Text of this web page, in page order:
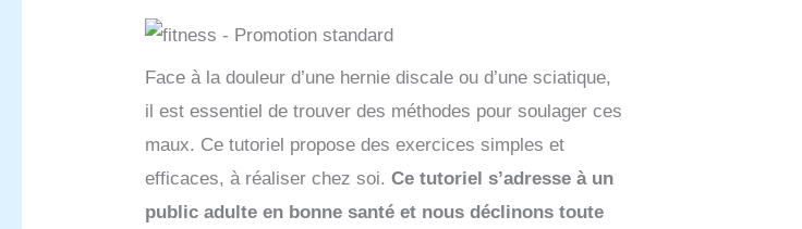
Face à la douleur d’une hernie discale ou d’une sciatique,
il est essentiel de trouver des méthodes pour soulager ces
maux. Ce tutoriel propose des exercices simples et
efficaces, à réaliser chez soi.Ce tutoriel s’adresse à un
public adulte en bonne santé et nous déclinons toute